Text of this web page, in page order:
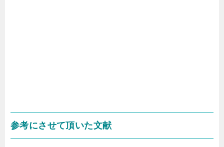
参考にさせて頂いた文献